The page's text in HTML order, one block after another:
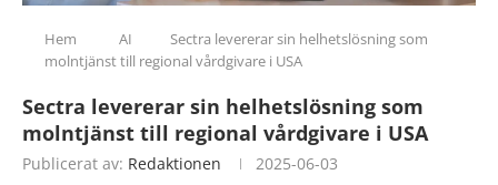
Hem AI
Sectra levererar sin helhetslösning som
molntjänst till regional vårdgivare i USA
Sectra levererar sin helhetslösning som
molntjänst till regional vårdgivare i USA
Publicerat av: Redaktionen 2025-06-03